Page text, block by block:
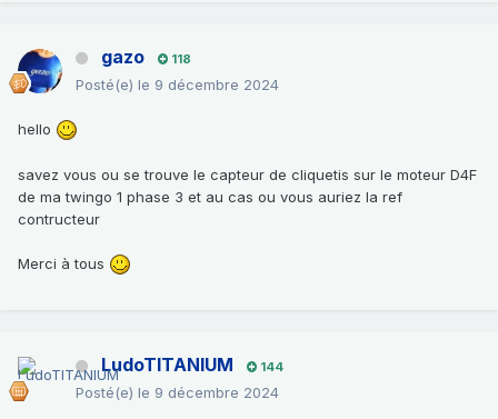
gazo 118
Posté(e) le 9 décembre 2024
hello
savez vous ou setrouve le capteur de cliquetis sur le moteur D4F
de ma twingo 1 phase 3 et au cas ou vous auriez la ref
contructeur
Merci à tous
LudoTITANIUM 144
Posté(e) le 9 décembre 2024